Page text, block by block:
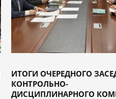
ИТОГИ ОЧЕРЕДНОГО
КОНТРОЛЬНО-
ДИСЦИПЛИНАРНОГО